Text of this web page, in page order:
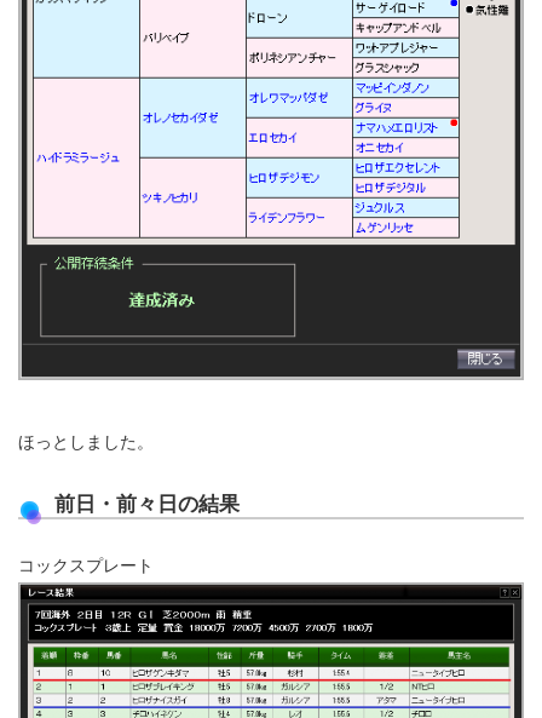
ほっとしました。
前日・前々日の結果
コックスプレート